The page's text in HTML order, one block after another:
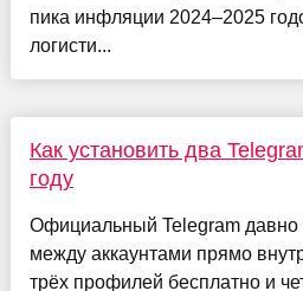
пика инфляции 2024–2025
логисти...
Как установить два
году
Официальный Telegram давно
между аккаунтами прямо
трёх профилей бесплатно и